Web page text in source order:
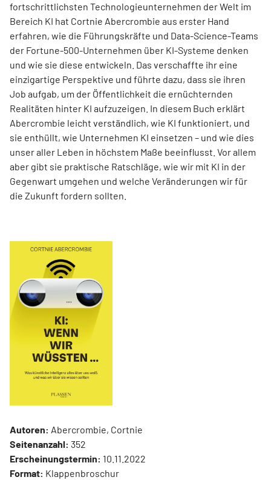
fortschrittlichsten ­Technologieunternehmen der Welt im
Bereich KI hat Cortnie ­Abercrombie aus erster Hand
erfahren, wie die Führungskräfte und Data-Science-Teams
der Fortune-500-Unternehmen über KI-Systeme denken
und wie sie diese entwickeln. Das verschaffte ihr eine
einzigartige Perspektive und führte dazu, dass sie ihren
Job aufgab, um der Öffentlichkeit die ernüchternden
Realitäten hinter KI aufzuzeigen. In diesem Buch erklärt
Abercrombie leicht verständlich, wie KI funktioniert, und
sie enthüllt, wie Unternehmen KI einsetzen – und wie dies
unser aller Leben in höchstem Maße beeinflusst. Vor allem
aber gibt sie praktische Ratschläge, wie wir mit KI in der
Gegenwart umgehen und welche Veränderungen wir für
die Zukunft fordern sollten.
Autoren: Abercrombie, Cortnie
Seitenanzahl: 352
Erscheinungstermin: 10.11.2022
Format: Klappenbroschur